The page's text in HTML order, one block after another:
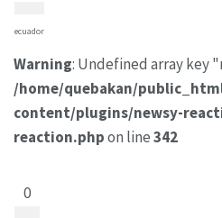
ecuador
Warning: Undefined array key
/home/quebakan/
content/plugins/newsy-
reaction.phpon line342
0